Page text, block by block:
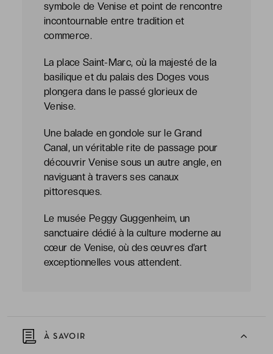
symbole de Venise et point de rencontre
incontournable entre tradition et
commerce.
La place Saint-Marc, où la majesté de la
basilique et du palais des Doges vous
plongera dans le passé glorieux de
Venise.
Une balade en gondole sur le Grand
Canal, un véritable rite de passage pour
découvrir Venise sous un autre angle, en
naviguant à travers ses canaux
pittoresques.
Le musée Peggy Guggenheim, un
sanctuaire dédié à la culture moderne au
cœur de Venise, où des œuvres d’art
exceptionnelles vous attendent.
À SAVOIR